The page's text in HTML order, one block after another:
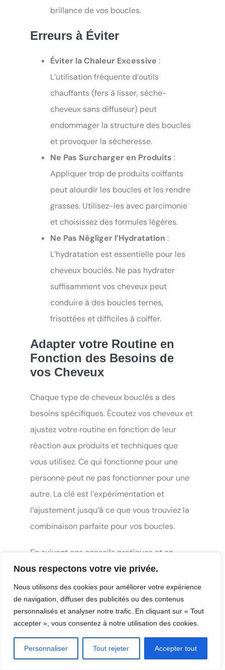
Nous respectons votre vie privée.
Nous utilisons des cookies pour améliorer votre expérience
de navigation, diffuser des publicités ou des contenus
personnalisés et analyser notre trafic. En cliquant sur « Tout
accepter », vous consentez à notre utilisation des cookies.
Personnaliser Tout rejeter Accepter tout
brillance de vos boucles.
Erreurs à Éviter
Éviter la Chaleur Excessive :
L’utilisation fréquente d’outils
chauffants (fers à lisser, sèche-
cheveux sans diffuseur) peut
endommager la structure des boucles
et provoquer la sécheresse.
Ne Pas Surcharger en Produits :
Appliquer trop de produits coiffants
peut alourdir les boucles et les rendre
grasses. Utilisez-les avec parcimonie
et choisissez des formules légères.
Ne Pas Négliger l’Hydratation :
L’hydratation est essentielle pour les
cheveux bouclés. Ne pas hydrater
suffisamment vos cheveux peut
conduire à des boucles ternes,
frisottées et difficiles à coiffer.
Adapter votre Routine en
Fonction des Besoins de
vos Cheveux
Chaque type de cheveux bouclés a des
besoins spécifiques. Écoutez vos cheveux et
ajustez votre routine en fonction de leur
réaction aux produits et techniques que
vous utilisez. Ce qui fonctionne pour une
personne peut ne pas fonctionner pour une
autre. La clé est l’expérimentation et
l’ajustement jusqu’à ce que vous trouviez la
combinaison parfaite pour vos boucles.
En suivant ces conseils pratiques et en
évitant les erreurs courantes, vous serez sur
la bonne voie pour maintenir des cheveux
bouclés sains, hydratés et définis. N’oubliez
pas que la patience et la cohérence sont
apprendrez à connaître et à aimer la nature